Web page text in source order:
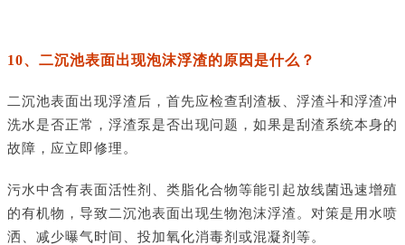
10、二沉池表面出现泡沫浮渣的原因是什么？
二沉池表面出现浮渣后，首先应检查刮渣板、浮渣斗和浮渣冲
洗水是否正常，浮渣泵是否出现问题，如果是刮渣系统本身的
故障，应立即修理。
污水中含有表面活性剂、类脂化合物等能引起放线菌迅速增殖
的有机物，导致二沉池表面出现生物泡沫浮渣。对策是用水喷
洒、减少曝气时间、投加氧化消毒剂或混凝剂等。